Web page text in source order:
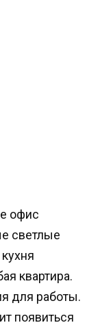
офис
светлые
квартира.
для работы.
появиться